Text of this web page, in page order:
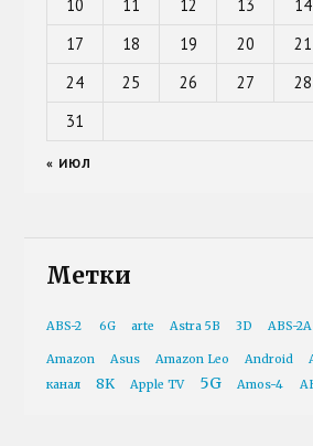
10
11 12 13 14
17
18 19 20 21
24
25 26 27 28
31
« ИЮЛ
Метки
ABS-2 6G arte Astra 5B 3D ABS-2A
Amazon Asus Amazon Leo Android
канал
8K Apple TV 5G Amos-4